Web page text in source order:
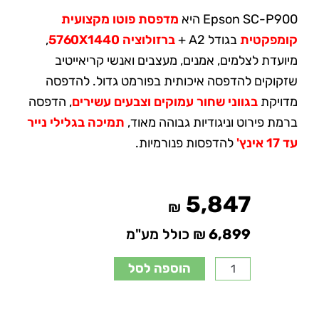
Epson SC-P900 היא
מדפסת פוטו מקצועית
קומפקטיתבגודל A2 + ברזולוציה 5760X1440
,
מיועדת לצלמים, אמנים, מעצבים ואנשי קריאייטיב
שזקוקים להדפסה איכותית בפורמט גדול. להדפסה
מדויקת בגווני שחור עמוקים וצבעים עשירים, הדפסה
ברמת פירוט וניגודיות גבוהה מאוד, תמיכה בגלילי נייר
עד 17 אינץ'
להדפסות פנורמיות.
5,847
₪
6,899 ₪ כולל מע"מ
הוספה לסל